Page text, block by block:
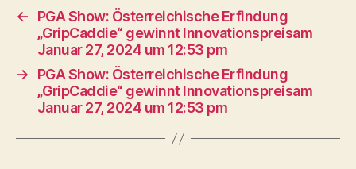
←
PGA Show: Österreichische Erfindung
„GripCaddie“ gewinnt Innovationspreisam
Januar 27, 2024 um 12:53 pm
→
PGA Show: Österreichische Erfindung
„GripCaddie“ gewinnt Innovationspreisam
Januar 27, 2024 um 12:53 pm